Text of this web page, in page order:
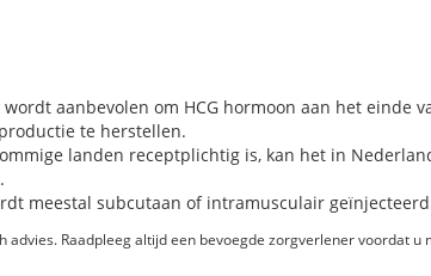
aanbevolen om HCG hormoon aan het einde
te herstellen.
landen receptplichtig is, kan het in
meestal subcutaan of intramusculair
Raadpleeg altijd een bevoegde zorgverlener voordat u